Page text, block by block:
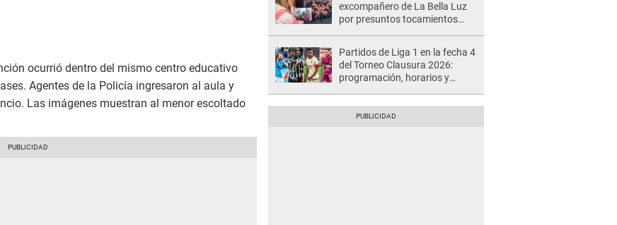
ocurrió dentro del mismo centro educativo
Agentes de la Policía ingresaron al aula y
Las imágenes muestran al menor escoltado
excompañero de La Bella Luz
por presuntos tocamientos
Partidos de Liga 1 en la fecha 4
del Torneo Clausura 2026:
programación, horarios y